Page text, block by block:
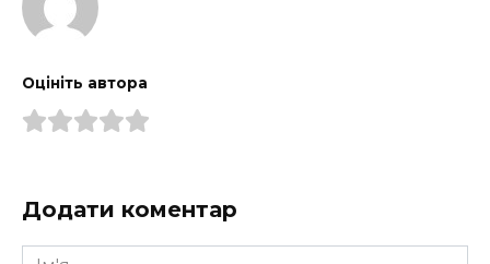
Оцініть автора
Додати коментар
Ім'я